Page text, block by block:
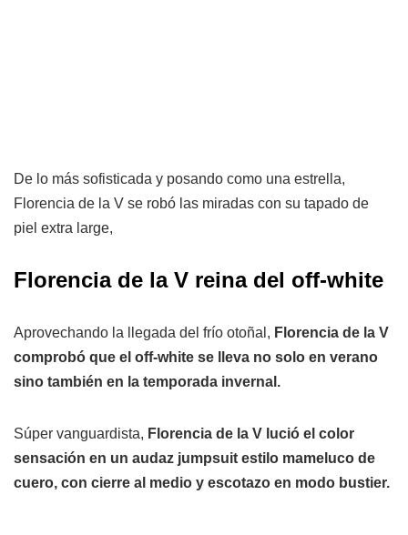
De lo más sofisticada y posando como una estrella,
Florencia de la V se robó las miradas con su tapado de
piel extra large,
Florencia de la V reina del off-white
Aprovechando la llegada del frío otoñal, Florencia de la V
comprobó que el off-white se lleva no solo en verano
sino también en la temporada invernal.
Súper vanguardista, Florencia de la V lució el color
sensación en un audaz jumpsuit estilo mameluco de
cuero, con cierre al medio y escotazo en modo bustier.